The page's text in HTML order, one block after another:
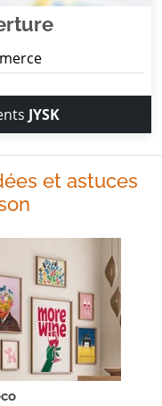
JYSK
et astuces